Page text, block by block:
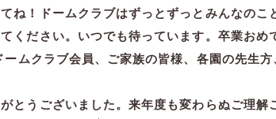
ね！ドームクラブはずっとずっとみんなの
ください。いつでも待っています。卒業おめ
ームクラブ会員、ご家族の皆様、各園の先生
とうございました。来年度も変わらぬご理解